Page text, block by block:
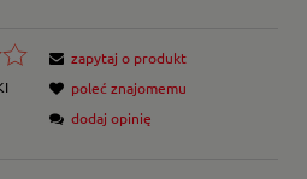
zapytaj o produkt
poleć znajomemu
dodaj opinię